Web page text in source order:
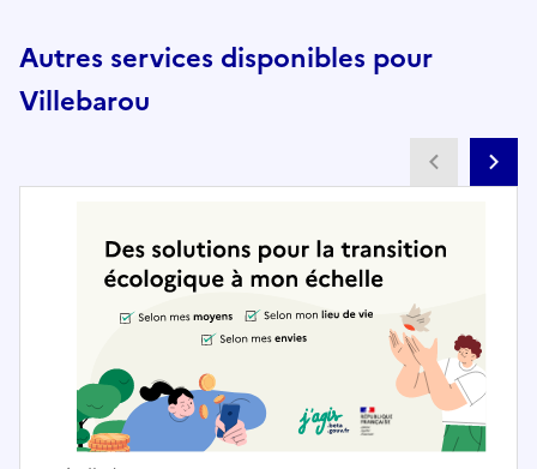
Autres services disponibles pour
Villebarou